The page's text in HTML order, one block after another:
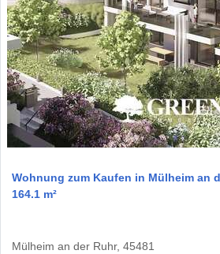
Wohnung zum Kaufen in Mülheim an
164.1 m²
Mülheim an der Ruhr, 45481